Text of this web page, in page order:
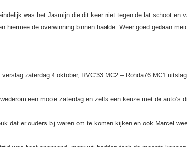
was het Jasmijn die dit keer niet tegen de lat schoot en
hiermee de overwinning binnen haalde. Weer goed gedaan
verslag zaterdag 4 oktober, RVC’33 MC2 – Rohda76 MC1
een mooie zaterdag en zelfs een keuze met de auto’s
dat er ouders bij waren om te komen kijken en ook Marcel